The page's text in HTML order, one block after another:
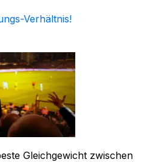
Verhältnis!
Gleichgewicht zwischen